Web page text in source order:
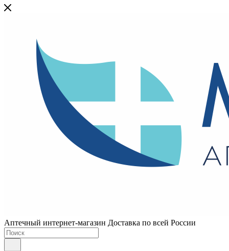
Аптечный интернет-магазин Доставка по всей России